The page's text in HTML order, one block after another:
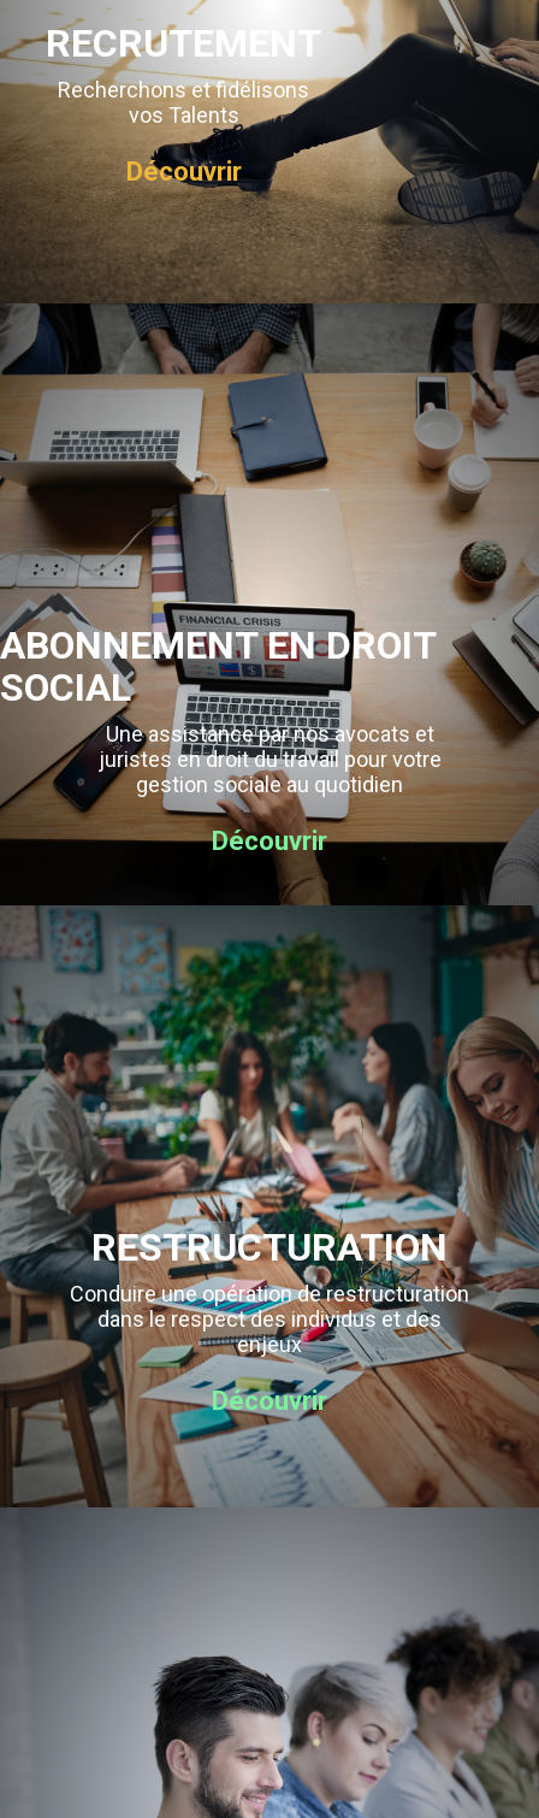
RECRUTEMENT
Recherchons et fidélisons
vos Talents
Découvrir
ABONNEMENT EN DROIT
SOCIAL
Une assistance par nos avocats et
juristes en droit du travail pour votre
gestion sociale au quotidien
Découvrir
RESTRUCTURATION
Conduire une opération de restructuration
dans le respect des individus et des
enjeux
Découvrir